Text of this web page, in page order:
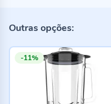
Outras opções:
-11%